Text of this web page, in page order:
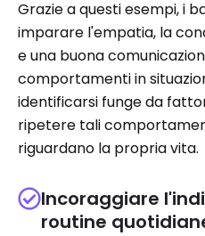
Grazie a questi esempi, i
imparare l'empatia, la
e una buona
comportamenti in
identificarsi funge da
ripetere tali
riguardano la propria vita.
Incoraggiare
routine